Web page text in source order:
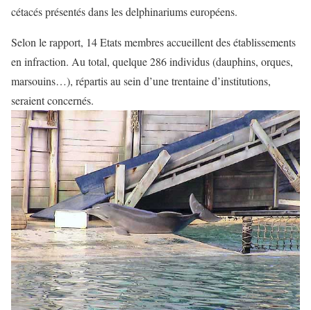
cétacés présentés dans les delphinariums européens.
Selon le rapport, 14 Etats membres accueillent des établissements
en infraction. Au total, quelque 286 individus (dauphins, orques,
marsouins…), répartis au sein d’une trentaine d’institutions,
seraient concernés.